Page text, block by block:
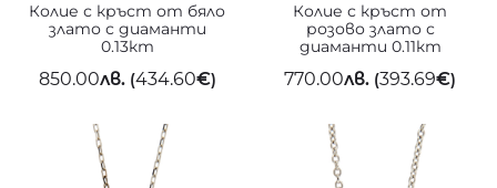
Колие с кръст от бяло
злато с диаманти
0.13кт
850.00лв.(434.60€)
Колие с кръст от
розово злато с
диаманти 0.11кт
770.00лв. (393.69€)